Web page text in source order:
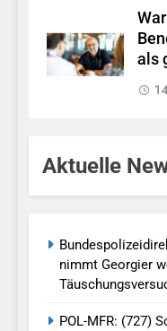
als
Aktuelle
nimmt Georgier
POL-MFR: (727)